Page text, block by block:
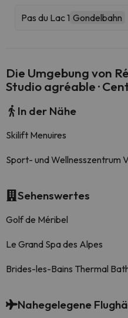
Pas du Lac 1 Gondelbahn
Die Umgebung von
Studio agréable ·
In der Nähe
Skilift Menuires
Sport- und Wellnesszentrum
Sehenswertes
Golf de Méribel
Le Grand Spa des Alpes
Brides-les-Bains Thermal
Nahegelegene